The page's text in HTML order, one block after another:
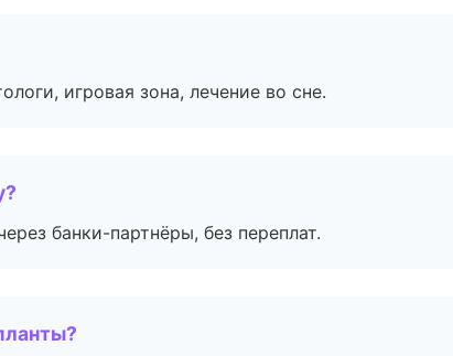
игровая зона, лечение во сне.
банки-партнёры, без переплат.